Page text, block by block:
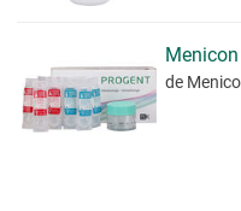
de